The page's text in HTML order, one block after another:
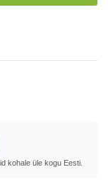
kohale üle kogu Eesti.